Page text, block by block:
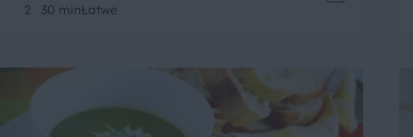
2 30 minŁatwe